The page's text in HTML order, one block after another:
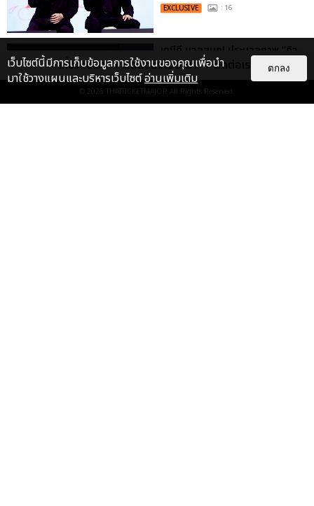
EXCLUSIVE : 16
เคมีดี มวลสนุก! ประมวลภาพ “ดิว-
ธี” เปิดตัวซีรีส์ “MR.KILL มังงะสั่ง
ตาย” ในงาน “MR.KILL...
EXCLUSIVE : 14
เกี่ยวกับเรา ติดต่อลงโฆษณา ติดต่อเรา
© 2026 THAITICKETMAJOR All Rights Reserved.
เว็บไซต์นี้มีการเก็บข้อมูลการใช้งานของคุณเพื่อนำ
มาใช้วางแผนและบริหารเว็บไซต์อ่านเพิ่มเติม
ตกลง